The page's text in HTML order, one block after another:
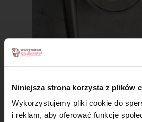
Niniejsza strona korzysta z plików
Wykorzystujemy pliki cookie do
i reklam, aby oferować funkcje
Krok 3
Przelej ciasto przez drobne
rękawa cukierniczego i odetnij
końcówkę. Powinna być